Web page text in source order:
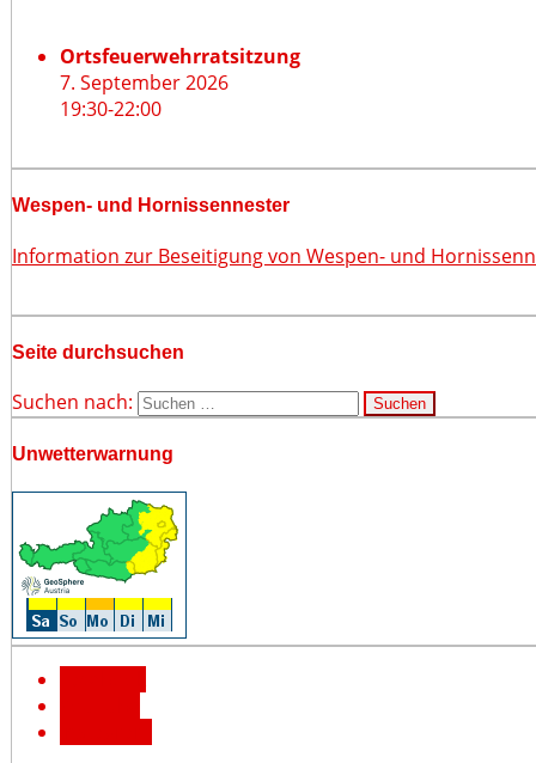
Ortsfeuerwehrratsitzung
7. September 2026
19:30-22:00
Wespen- und Hornissennester
Information zur Beseitigung von Wespen- und
Seite durchsuchen
Suchen nach:
Unwetterwarnung